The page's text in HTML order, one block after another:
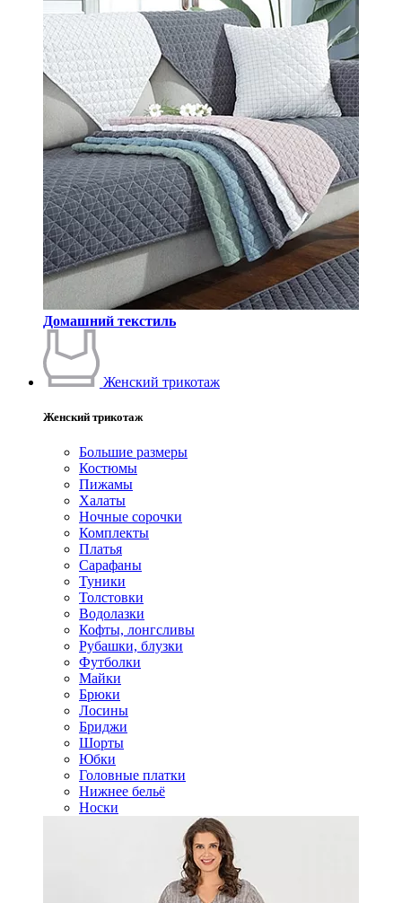
Домашний текстиль
Женский трикотаж
Женский трикотаж
Большие размеры
Костюмы
Пижамы
Халаты
Ночные сорочки
Комплекты
Платья
Сарафаны
Туники
Толстовки
Водолазки
Кофты, лонгсливы
Рубашки, блузки
Футболки
Майки
Брюки
Лосины
Бриджи
Шорты
Юбки
Головные платки
Нижнее бельё
Носки